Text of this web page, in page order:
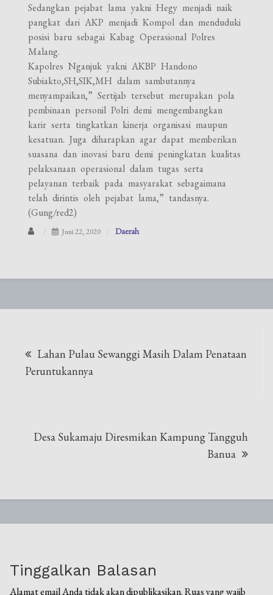
Sedangkan pejabat lama yakni Hegy menjadi naik
pangkat dari AKP menjadi Kompol dan menduduki
posisi baru sebagai Kabag Operasional Polres
Malang.
Kapolres Nganjuk yakni AKBP Handono
Subiakto,SH,SIK,MH dalam sambutannya
menyampaikan,” Sertijab tersebut merupakan pola
pembinaan personil Polri demi mengembangkan
karir serta tingkatkan kinerja organisasi maupun
kesatuan. Juga diharapkan agar dapat memberikan
suasana dan inovasi baru demi peningkatan kualitas
pelaksanaan operasional dalam tugas serta
pelayanan terbaik pada masyarakat sebagaimana
telah dirintis oleh pejabat lama,” tandasnya.
(Gung/red2)
Juni 22, 2020 Daerah
pos
Lahan Pulau Sewanggi Masih Dalam Penataan
Peruntukannya
Desa Sukamaju Diresmikan Kampung Tangguh
Banua
Tinggalkan Balasan
Alamat email Anda tidak akan dipublikasikan. Ruas yang wajib